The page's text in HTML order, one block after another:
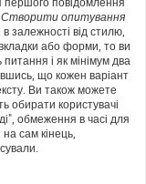
Створити опитування
залежності від стилю,
або форми, то ви
і як мінімум два
що кожен варіант
Ви також можете
обирати користувачі
обмеження в часі для
сам кінець,